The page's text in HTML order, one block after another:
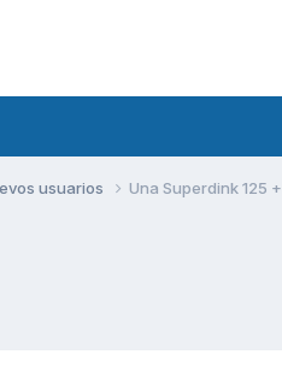
usuarios Una Superdink 125 +